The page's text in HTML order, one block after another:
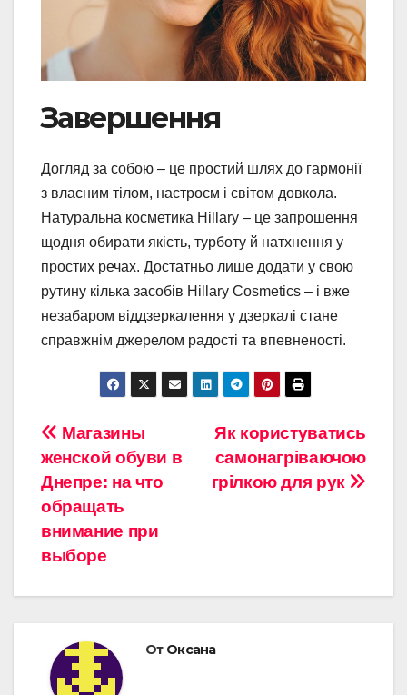
Завершення
Догляд за собою – це простий шлях до гармонії
з власним тілом, настроєм і світом довкола.
Натуральна косметика Hillary – це запрошення
щодня обирати якість, турботу й натхнення у
простих речах. Достатньо лише додати у свою
рутину кілька засобів Hillary Cosmetics – і вже
незабаром віддзеркалення у дзеркалі стане
справжнім джерелом радості та впевненості.
Навигация
по
записям
Як користуватись
самонагріваючою
грілкою для рук
Магазины
женской обуви в
Днепре: на что
обращать
внимание при
выборе
От Оксана